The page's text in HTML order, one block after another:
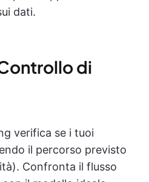
dati.
di
verifica se i tuoi
il percorso previsto
Confronta il flusso